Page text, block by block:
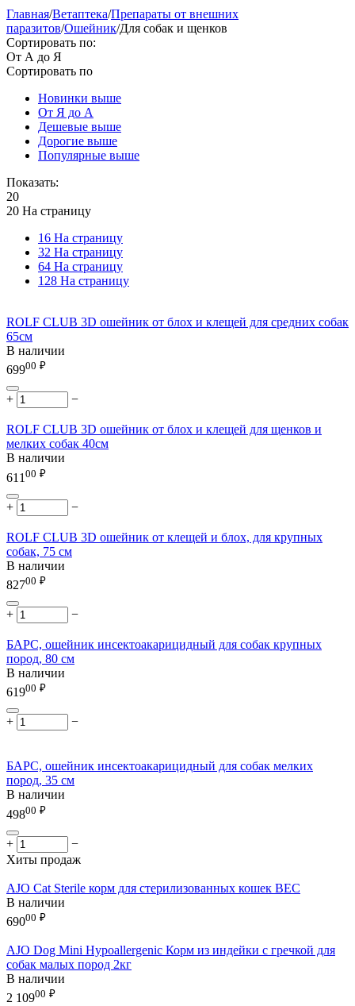
Главная/Ветаптека/Препараты от внешних
паразитов/Ошейник/Для собак и щенков
Сортировать по:
От А до Я
Сортировать по
Новинки выше
От Я до А
Дешевые выше
Дорогие выше
Популярные выше
Показать:
20
20 На страницу
16 На страницу
32 На страницу
64 На страницу
128 На страницу
ROLF CLUB 3D ошейник от блох и клещей для средних собак
65см
В наличии
69900 ₽
+ −
ROLF CLUB 3D ошейник от блох и клещей для щенков и
мелких собак 40см
В наличии
611 00 ₽
+ −
ROLF CLUB 3D ошейник от клещей и блох, для крупных
собак, 75 см
В наличии
82700 ₽
+ −
БАРС, ошейник инсектоакарицидный для собак крупных
пород, 80 см
В наличии
61900 ₽
+ −
БАРС, ошейник инсектоакарицидный для собак мелких
пород, 35 см
В наличии
49800 ₽
+
−
Хиты продаж
AJO Cat Sterile корм для стерилизованных кошек ВЕС
В наличии
69000 ₽
AJO Dog Mini Hypoallergenic Корм из индейки с гречкой для
собак малых пород 2кг
В наличии
2 10900 ₽